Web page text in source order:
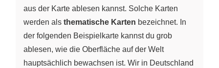
aus der Karte ablesen kannst. Solche Karten
werden als thematische Karten bezeichnet. In
der folgenden Beispielkarte kannst du grob
ablesen, wie die Oberfläche auf der Welt
hauptsächlich bewachsen ist. Wir in Deutschland